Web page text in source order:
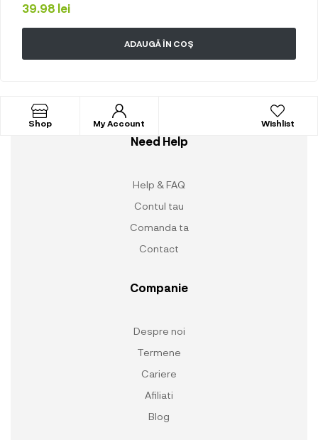
39.98 lei
ADAUGĂ ÎN COȘ
Shop My Account Wishlist
Need Help
Help & FAQ
Contul tau
Comanda ta
Contact
Companie
Despre noi
Termene
Cariere
Afiliati
Blog